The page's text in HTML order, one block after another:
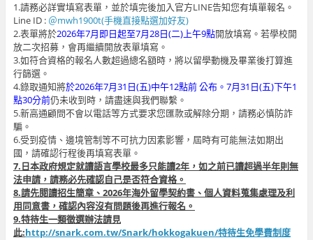
1.請務必詳實填寫表單，並於填完後加入官方LINE告知您有填單報名。
Line ID : ＠mwh1900t(手機直接點選加好友)
2.表單將於2026年7月即日起至7月28日(二)上午9點開放填寫。若學校開
放二次招募，會再繼續開放表單填寫。
3.如符合資格的報名人數超過總名額時，將以留學動機及畢業後打算進
行篩選。
4.錄取通知將於2026年7月31日(五)中午12點前 公布。7月31日(五)下午1
點30分前仍未收到時，請盡速與我們聯繫。
5.新高通顧問不會以電話等方式要求您匯款或解除分期，請務必慎防詐
騙。
6.受到疫情、邊境管制等不可抗力因素影響，屆時有可能無法如期出
國，請確認行程後再填寫表單。
7.日本政府規定就讀語言學校最多只能讀2年， 如之前已讀超過半年則無
法申請，請務必先確認自己是否符合資格。
8.請先閱讀招生簡章、 2026年海外留學契約書、個人資料蒐集處理及利
用同意書，確認內容沒有問題後再進行報名。
9.特待生一類徵選辦法請見
此:http://snark.com.tw/Snark/hokkogakuen/特待生免學費制度